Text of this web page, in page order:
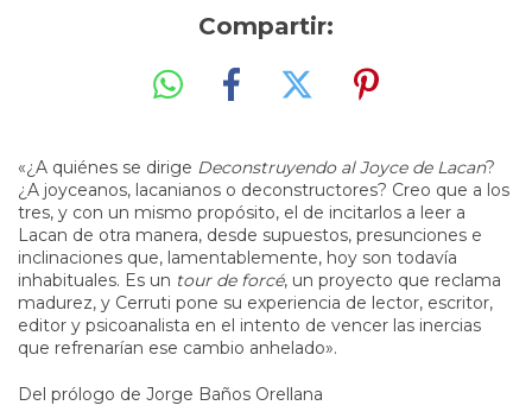
Compartir:
«¿A quiénes se dirige Deconstruyendo al Joyce de Lacan?
¿A joyceanos, lacanianos o deconstructores? Creo que a los
tres, y con un mismo propósito, el de incitarlos a leer a
Lacan de otra manera, desde supuestos, presunciones e
inclinaciones que, lamentablemente, hoy son todavía
inhabituales. Es un tour de forcé, un proyecto que reclama
madurez, y Cerruti pone su experiencia de lector, escritor,
editor y psicoanalista en el intento de vencer las inercias
que refrenarían ese cambio anhelado».
Del prólogo de Jorge Baños Orellana